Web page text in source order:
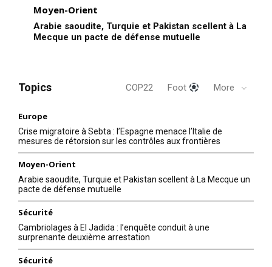
Moyen-Orient
Arabie saoudite, Turquie et Pakistan scellent à La
Mecque un pacte de défense mutuelle
Topics COP22 Foot More
Europe
Crise migratoire à Sebta : l’Espagne menace l’Italie de
mesures de rétorsion sur les contrôles aux frontières
Moyen-Orient
Arabie saoudite, Turquie et Pakistan scellent à La Mecque un
pacte de défense mutuelle
Sécurité
Cambriolages à El Jadida : l’enquête conduit à une
surprenante deuxième arrestation
Sécurité